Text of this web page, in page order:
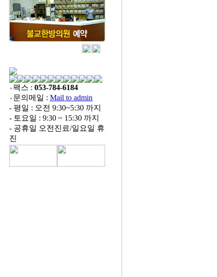
팩스 : 053-784-6184
문의메일 : Mail to admin
- 평일 : 오전 9:30~5:30 까지
- 토요일 : 9:30 ~ 15:30 까지
- 공휴일 오전진료/일요일 휴
진